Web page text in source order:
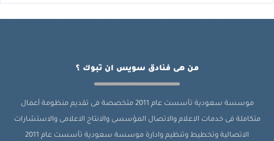
من هى فنادق سويس ان تبوك ؟
موسسة سعودية تأسست عام 2011 متخصصة فى تقديم منظومة أعمال
متكاملة فى خدمات الاعلام والاتصال المؤسسى والانتاج الاعلامى والاستشارات
الاتصالية وتخطيط وتنظيم وادارة موسسة سعودية تأسست عام 2011